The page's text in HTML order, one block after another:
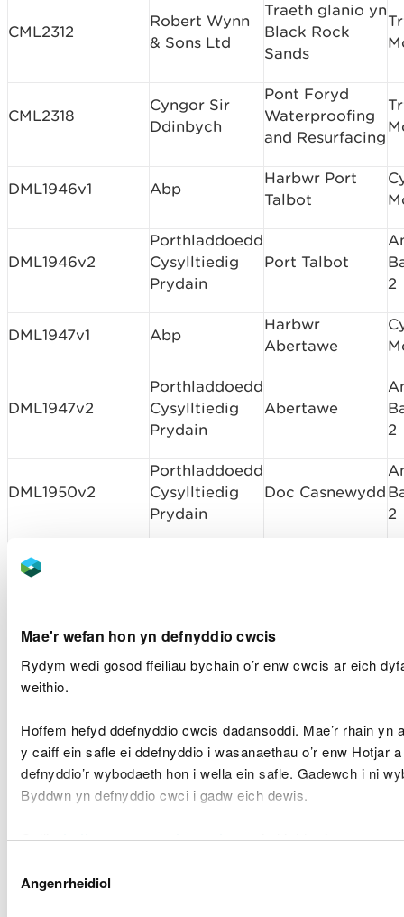
Mae'r wefan hon yn defnyddio cwcis
Rydym wedi gosod ffeiliau bychain o’r enw cwcis ar eich
weithio.
Hoffem hefyd ddefnyddio cwcis dadansoddi. Mae’r rhain yn
y caiff ein safle ei ddefnyddio i wasanaethau o’r enw Hotjar
defnyddio’r wybodaeth hon i wella ein safle. Gadewch i ni
Byddwn yn defnyddio cwci i gadw eich dewis.
Gellirdarllen mwy am ein cwciscyn i chi ddewis.
Caniatâd
Angenrheidiol
CML2312
Robert Wynn
& Sons Ltd
Traeth glanio yn
Black Rock
Sands
CML2318
Cyngor Sir
Ddinbych
Pont Foryd
Waterproofing
and Resurfacing
DML1946v1 Abp
Harbwr Port
Talbot
DML1946v2
Porthladdoedd
Cysylltiedig
Prydain
Port Talbot
2
DML1947v1 Abp
Harbwr
Abertawe
DML1947v2
Porthladdoedd
Cysylltiedig
Prydain
Abertawe
2
DML1950v2
Porthladdoedd
Cysylltiedig
Prydain
Doc Casnewydd
2
DML1953v2
Prydain
2
DML1955v2
Porthladdoedd
Cysylltiedig
Porth y Barri
DML2130
Cyngor Sir
Ceredigion
Cynnal a Chadw
Harbwr
Aberaeron
carthu